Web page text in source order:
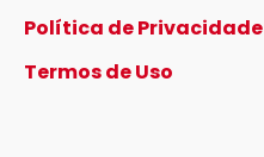
Política de Privacidade
Termos de Uso